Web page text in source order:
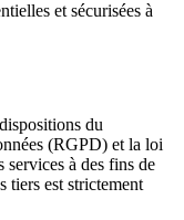
et sécurisées à
du
(RGPD) et la loi
à des fins de
tiers est strictement